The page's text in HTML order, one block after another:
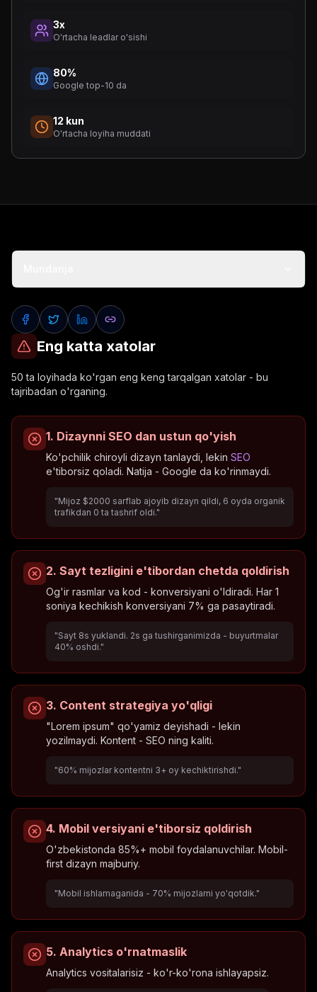
3x
O'rtacha leadlar o'sishi
80%
Google top-10 da
12 kun
O'rtacha loyiha muddati
Facebook'da ulashish
Twitter'da ulashish
LinkedIn'da ulashish
Havolani nusxalash
Eng katta xatolar
50 ta loyihada ko'rgan eng keng tarqalgan xatolar - bu
tajribadan o'rganing.
1. Dizaynni SEO dan ustun qo'yish
Ko'pchilik chiroyli dizayn tanlaydi, lekin SEO
e'tiborsiz qoladi. Natija - Google da ko'rinmaydi.
"Mijoz $2000 sarflab ajoyib dizayn qildi, 6 oyda organik
trafikdan 0 ta tashrif oldi."
2. Sayt tezligini e'tibordan chetda qoldirish
Og'ir rasmlar va kod - konversiyani o'ldiradi. Har 1
soniya kechikish konversiyani 7% ga pasaytiradi.
"Sayt 8s yuklandi. 2s ga tushirganimizda - buyurtmalar
40% oshdi."
3. Content strategiya yo'qligi
"Lorem ipsum" qo'yamiz deyishadi - lekin
yozilmaydi. Kontent - SEO ning kaliti.
"60% mijozlar kontentni 3+ oy kechiktirishdi."
4. Mobil versiyani e'tiborsiz qoldirish
O'zbekistonda 85%+ mobil foydalanuvchilar. Mobil-
first dizayn majburiy.
"Mobil ishlamaganida - 70% mijozlarni yo'qotdik."
5. Analytics o'rnatmaslik
Analytics vositalarisiz - ko'r-ko'rona ishlayapsiz.